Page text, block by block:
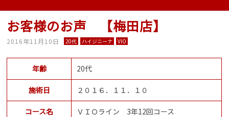
お客様のお声 【梅田店】
2016年11月10日 20代 ハイジニーナ VIO
年齢 20代
施術日 ２０１６．１１．１０
コース名 ＶＩＯライン 3年12回コース